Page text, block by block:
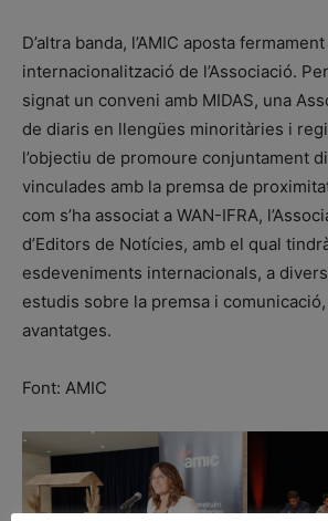
D’altra banda, l’AMIC aposta
internacionalització de l’Associació.
signat un conveni amb MIDAS, una
de diaris en llengües minoritàries i
l’objectiu de promoure conjuntament
vinculades amb la premsa de
com s’ha associat a WAN-IFRA,
d’Editors de Notícies, amb el qual
esdeveniments internacionals, a
estudis sobre la premsa i comunicació,
avantatges.
Font: AMIC